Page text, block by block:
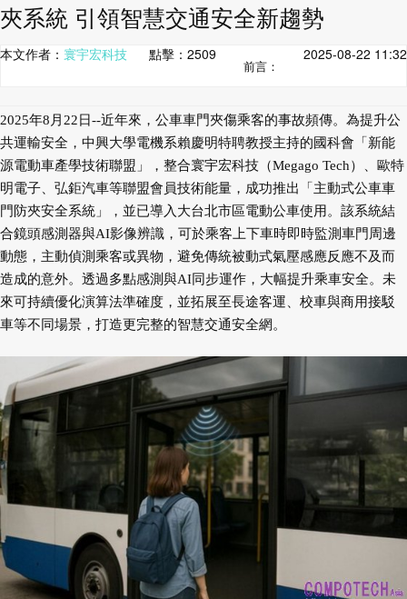
夾系統 引領智慧交通安全新趨勢
本文作者： 寰宇宏科技 點擊： 2509 2025-08-22 11:32
前言：
2025年8月22日--近年來，公車車門夾傷乘客的事故頻傳。為提升公
共運輸安全，中興大學電機系賴慶明特聘教授主持的國科會「新能
源電動車產學技術聯盟」，整合寰宇宏科技（Megago Tech）、歐特
明電子、弘鉅汽車等聯盟會員技術能量，成功推出「主動式公車車
門防夾安全系統」，並已導入大台北市區電動公車使用。該系統結
合鏡頭感測器與AI影像辨識，可於乘客上下車時即時監測車門周邊
動態，主動偵測乘客或異物，避免傳統被動式氣壓感應反應不及而
造成的意外。透過多點感測與AI同步運作，大幅提升乘車安全。未
來可持續優化演算法準確度，並拓展至長途客運、校車與商用接駁
車等不同場景，打造更完整的智慧交通安全網。